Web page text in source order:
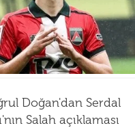
Doğan'dan Serdal
Salah açıklaması